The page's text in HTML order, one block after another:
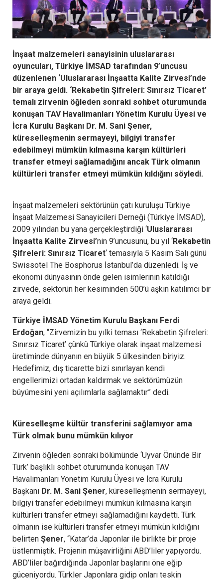
İnşaat malzemeleri sanayisinin uluslararası
oyuncuları, Türkiye İMSAD tarafından 9’uncusu
düzenlenen ‘Uluslararası İnşaatta Kalite Zirvesi’nde
bir araya geldi. ‘Rekabetin Şifreleri: Sınırsız Ticaret’
temalı zirvenin öğleden sonraki sohbet oturumunda
konuşan TAV Havalimanları Yönetim Kurulu Üyesi ve
İcra Kurulu Başkanı Dr. M. Sani Şener,
küreselleşmenin sermayeyi, bilgiyi transfer
edebilmeyi mümkün kılmasına karşın kültürleri
transfer etmeyi sağlamadığını ancak Türk olmanın
kültürleri transfer etmeyi mümkün kıldığını söyledi.
İnşaat malzemeleri sektörünün çatı kuruluşu Türkiye
İnşaat Malzemesi Sanayicileri Derneği (Türkiye İMSAD),
2009 yılından bu yana gerçekleştirdiği ‘Uluslararası
İnşaatta Kalite Zirvesi’nin 9’uncusunu, bu yıl ‘Rekabetin
Şifreleri: Sınırsız Ticaret‘ temasıyla 5 Kasım Salı günü
Swissotel The Bosphorus İstanbul’da düzenledi. İş ve
ekonomi dünyasının önde gelen isimlerinin katıldığı
zirvede, sektörün her kesiminden 500’ü aşkın katılımcı bir
araya geldi.
Türkiye İMSAD Yönetim Kurulu Başkanı Ferdi
Erdoğan, “Zirvemizin bu yılki teması ‘Rekabetin Şifreleri:
Sınırsız Ticaret’ çünkü Türkiye olarak inşaat malzemesi
üretiminde dünyanın en büyük 5 ülkesinden biriyiz.
Hedefimiz, dış ticarette bizi sınırlayan kendi
engellerimizi ortadan kaldırmak ve sektörümüzün
büyümesini yeni açılımlarla sağlamaktır” dedi.
Küreselleşme kültür transferini sağlamıyor ama
Türk olmak bunu mümkün kılıyor
Zirvenin öğleden sonraki bölümünde ‘Uyvar Önünde Bir
Türk’ başlıklı sohbet oturumunda konuşan TAV
Havalimanları Yönetim Kurulu Üyesi ve İcra Kurulu
Başkanı Dr. M. Sani Şener, küreselleşmenin sermayeyi,
bilgiyi transfer edebilmeyi mümkün kılmasına karşın
kültürleri transfer etmeyi sağlamadığını kaydetti. Türk
olmanın ise kültürleri transfer etmeyi mümkün kıldığını
belirten Şener, “Katar’da Japonlar ile birlikte bir proje
üstlenmiştik. Projenin müşavirliğini ABD’liler yapıyordu.
ABD’liler bağırdığında Japonlar başlarını öne eğip
güceniyordu. Türkler Japonlara gidip onları teskin